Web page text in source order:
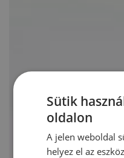
Sütik
oldalon
A jelen weboldal
helyez el az